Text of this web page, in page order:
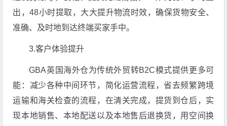
出，48小时提取，大大提升物流时效，确保货物安全、
准确、及时地到达终端买家手中。
3.客户体验提升
GBA英国海外仓为传统外贸转B2C模式提供更多可
能：减少各种中间环节，简化运营流程，省去频繁跨境
运输和海关检查的流程，在清关完成，提货到仓后，实
现本地销售、本地配送以及本地售后退换货，用空间换